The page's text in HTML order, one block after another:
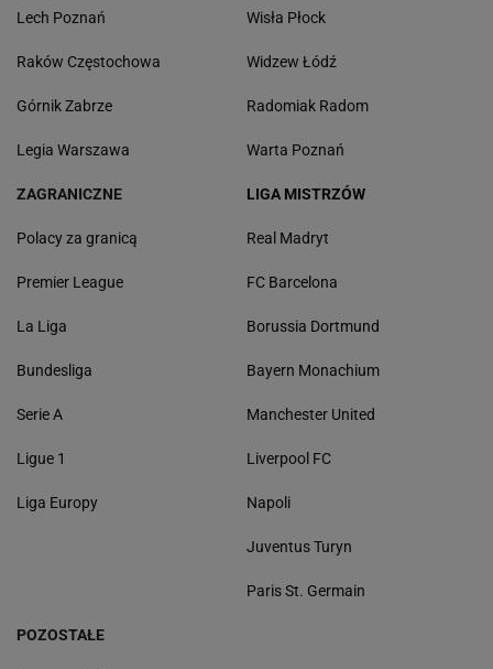
Lech Poznań
Raków Częstochowa
Górnik Zabrze
Legia Warszawa
Wisła Płock
Widzew Łódź
Radomiak Radom
Warta Poznań
ZAGRANICZNE
Polacy za granicą
Premier League
La Liga
Bundesliga
Serie A
Ligue 1
Liga Europy
LIGA MISTRZÓW
Real Madryt
FC Barcelona
Borussia Dortmund
Bayern Monachium
Manchester United
Liverpool FC
Napoli
Juventus Turyn
Paris St. Germain
POZOSTAŁE